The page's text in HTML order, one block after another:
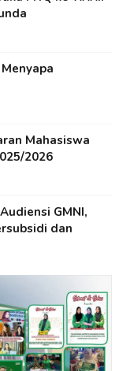
Mahasiswa
2026
GMNI,
dan